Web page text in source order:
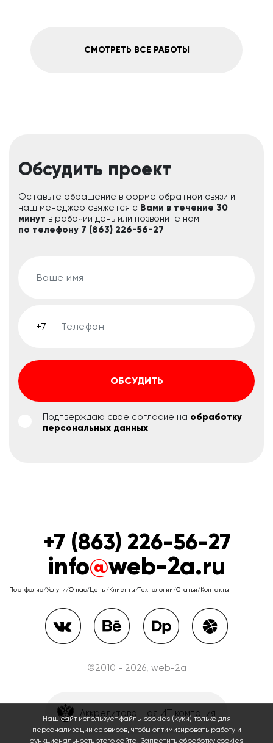
СМОТРЕТЬ ВСЕ РАБОТЫ
Обсудить проект
Оставьте обращение в форме обратной связи и
наш менеджер свяжется с Вами в течение 30
минут в рабочий день или позвоните нам
по телефону 7 (863) 226-56-27
ОБСУДИТЬ
Подтверждаю свое согласие на обработку
персональных данных
+7 (863) 226-56-27
info@web-2a.ru
Портфолио/Услуги/О нас/Цены/Клиенты/Технологии/Статьи/Контакты
©2010 - 2026, web-2a
Аккредитованная ИТ компания
Наш сайт использует файлы cookies (куки) только для
персонализации сервисов, чтобы оптимизировать работу и
функциональность этого сайта. Запретить обработку cookies